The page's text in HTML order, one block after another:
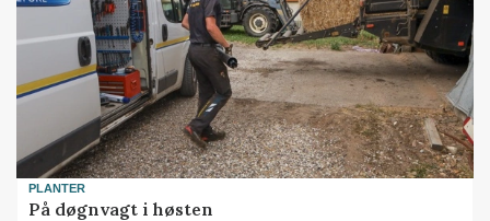
PLANTER
På døgnvagt i høsten